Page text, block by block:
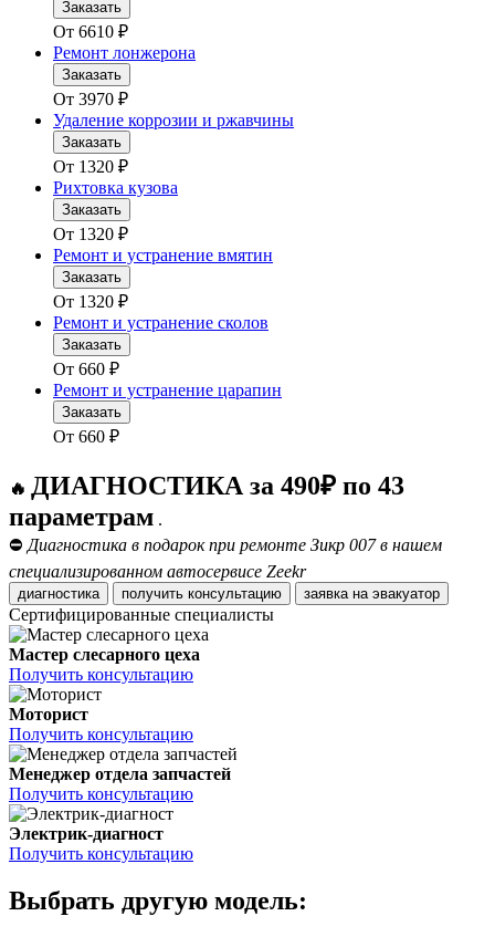
Заказать
От 6610 ₽
Ремонт лонжерона
Заказать
От 3970 ₽
Удаление коррозии и ржавчины
Заказать
От 1320 ₽
Рихтовка кузова
Заказать
От 1320 ₽
Ремонт и устранение вмятин
Заказать
От 1320 ₽
Ремонт и устранение сколов
Заказать
От 660 ₽
Ремонт и устранение царапин
Заказать
От 660 ₽
🔥 ДИАГНОСТИКА за 490₽ по 43
параметрам .
⛔ Диагностика в подарок при ремонте Зикр 007 в нашем
специализированном автосервисе Zeekr
диагностика получить консультацию заявка на эвакуатор
Сертифицированные специалисты
Мастер слесарного цеха
Получить консультацию
Моторист
Получить консультацию
Менеджер отдела запчастей
Получить консультацию
Электрик-диагност
Получить консультацию
Выбрать другую модель: